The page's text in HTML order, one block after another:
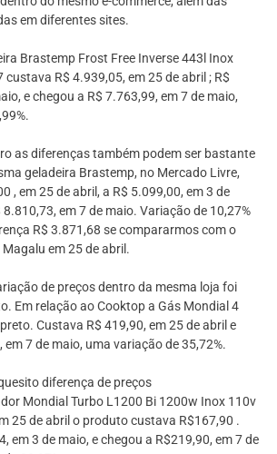
em diferentes sites.
Brastemp Frost Free Inverse 443l Inox
custava R$ 4.939,05, em 25 de abril ; R$
e chegou a R$ 7.763,99, em 7 de maio,
as diferenças também podem ser bastante
geladeira Brastemp, no Mercado Livre,
, em 25 de abril, a R$ 5.099,00, em 3 de
8.810,73, em 7 de maio. Variação de 10,27%
R$ 3.871,68 se compararmos com o
em 25 de abril.
de preços dentro da mesma loja foi
Em relação ao Cooktop a Gás Mondial 4
Custava R$ 419,90, em 25 de abril e
em 7 de maio, uma variação de 35,72%.
diferença de preços
Mondial Turbo L1200 Bi 1200w Inox 110v
25 de abril o produto custava R$167,90 .
em 3 de maio, e chegou a R$219,90, em 7 de